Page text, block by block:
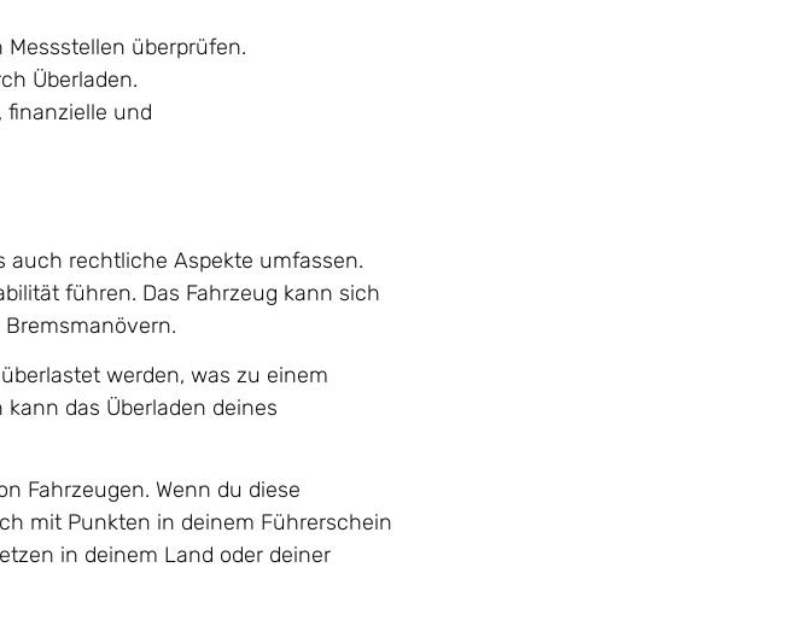
Messstellen überprüfen.
Überladen.
finanzielle und
auch rechtliche Aspekte umfassen.
führen. Das Fahrzeug kann sich
werden, was zu einem
das Überladen deines
Fahrzeugen. Wenn du diese
mit Punkten in deinem Führerschein
in deinem Land oder deiner